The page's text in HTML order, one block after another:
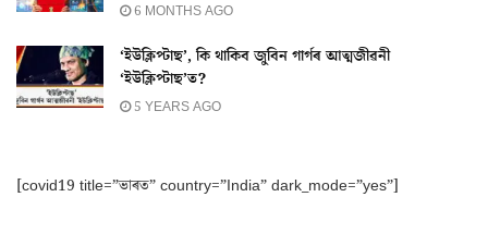
6 MONTHS AGO
‘ইউক্লিপ্টাছ’, কি থাকিব জুবিন গাৰ্গৰ আত্মজীৱনী
‘ইউক্লিপ্টাছ’ত?
5 YEARS AGO
[covid19 title=”ভাৰত” country=”India” dark_mode=”yes”]